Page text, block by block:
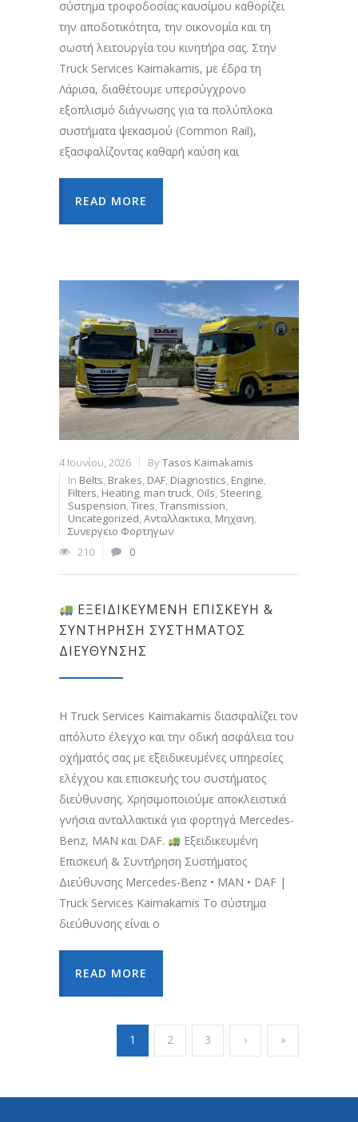
σύστημα τροφοδοσίας καυσίμου καθορίζει
την αποδοτικότητα, την οικονομία και τη
σωστή λειτουργία του κινητήρα σας. Στην
Truck Services Kaimakamis, με έδρα τη
Λάρισα, διαθέτουμε υπερσύγχρονο
εξοπλισμό διάγνωσης για τα πολύπλοκα
συστήματα ψεκασμού (Common Rail),
εξασφαλίζοντας καθαρή καύση και
READ MORE
4 Ιουνίου, 2026 ByTasos Kaimakamis
In Belts, Brakes, DAF, Diagnostics, Engine,
Filters, Heating, man truck, Oils, Steering,
Suspension,Tires,Transmission,
Uncategorized,Ανταλλακτικα, Μηχανη,
Συνεργειο Φορτηγων
210
0
ΕΞΕΙΔΙΚΕΥΜΈΝΗ ΕΠΙΣΚΕΥΉ &
ΣΥΝΤΉΡΗΣΗ ΣΥΣΤΉΜΑΤΟΣ
ΔΙΕΎΘΥΝΣΗΣ
Η Truck Services Kaimakamis διασφαλίζει τον
απόλυτο έλεγχο και την οδική ασφάλεια του
οχήματός σας με εξειδικευμένες υπηρεσίες
ελέγχου και επισκευής του συστήματος
διεύθυνσης. Χρησιμοποιούμε αποκλειστικά
γνήσια ανταλλακτικά για φορτηγά Mercedes-
Benz, MAN και DAF.
Εξειδικευμένη
Επισκευή & Συντήρηση Συστήματος
Διεύθυνσης Mercedes-Benz • MAN • DAF |
Truck Services Kaimakamis Το σύστημα
διεύθυνσης είναι ο
READ MORE
1 2 3 › »